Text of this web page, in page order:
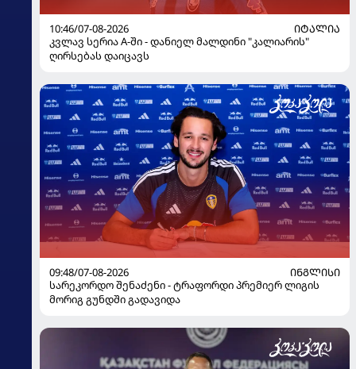
10:46/07-08-2026
ᲘᲢᲐᲚᲘᲐ
კვლავ სერია A-ში - დანიელ მალდინი "კალიარის"
ღირსებას დაიცავს
09:48/07-08-2026
ᲘᲜᲒᲚᲘᲡᲘ
სარეკორდო შენაძენი - ტრაფორდი პრემიერ ლიგის
მორიგ გუნდში გადავიდა